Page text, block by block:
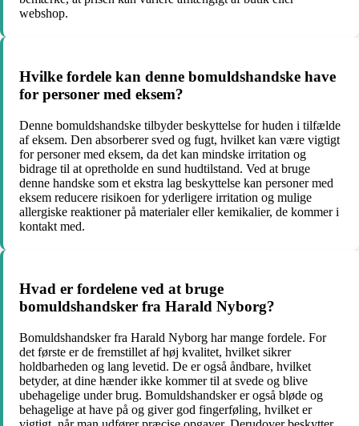
webshop.
Hvilke fordele kan denne bomuldshandske have
for personer med eksem?
Denne bomuldshandske tilbyder beskyttelse for huden i tilfælde
af eksem. Den absorberer sved og fugt, hvilket kan være vigtigt
for personer med eksem, da det kan mindske irritation og
bidrage til at opretholde en sund hudtilstand. Ved at bruge
denne handske som et ekstra lag beskyttelse kan personer med
eksem reducere risikoen for yderligere irritation og mulige
allergiske reaktioner på materialer eller kemikalier, de kommer i
kontakt med.
Hvad er fordelene ved at bruge
bomuldshandsker fra Harald Nyborg?
Bomuldshandsker fra Harald Nyborg har mange fordele. For
det første er de fremstillet af høj kvalitet, hvilket sikrer
holdbarheden og lang levetid. De er også åndbare, hvilket
betyder, at dine hænder ikke kommer til at svede og blive
ubehagelige under brug. Bomuldshandsker er også bløde og
behagelige at have på og giver god fingerføling, hvilket er